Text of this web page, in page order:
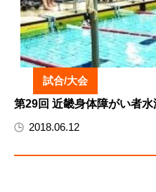
試合/大会
第29回 近畿身体障がい者
2018.06.12